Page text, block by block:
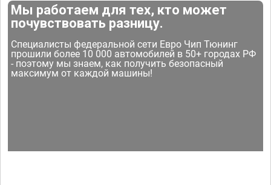
Мы работаем для тех, кто может
почувствовать разницу.
Специалисты федеральной сети Евро Чип Тюнинг
прошили более 10 000 автомобилей в 50+ городах РФ
- поэтому мы знаем, как получить безопасный
максимум от каждой машины!